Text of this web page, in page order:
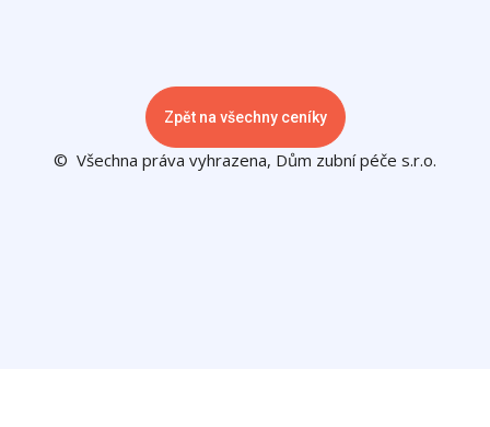
Zpět na všechny ceníky
© Všechna práva vyhrazena, Dům zubní péče s.r.o.